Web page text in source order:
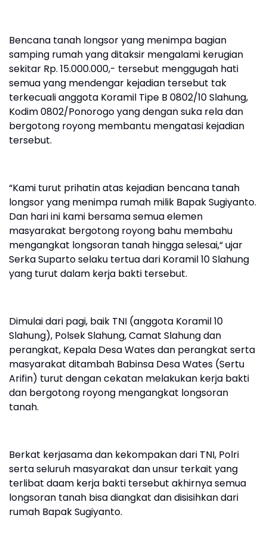
Bencana tanah longsor yang menimpa bagian
samping rumah yang ditaksir mengalami kerugian
sekitar Rp. 15.000.000,- tersebut menggugah hati
semua yang mendengar kejadian tersebut tak
terkecuali anggota Koramil Tipe B 0802/10 Slahung,
Kodim 0802/Ponorogo yang dengan suka rela dan
bergotong royong membantu mengatasi kejadian
tersebut.
“Kami turut prihatin atas kejadian bencana tanah
longsor yang menimpa rumah milik Bapak Sugiyanto.
Dan hari ini kami bersama semua elemen
masyarakat bergotong royong bahu membahu
mengangkat longsoran tanah hingga selesai,“ ujar
Serka Suparto selaku tertua dari Koramil 10 Slahung
yang turut dalam kerja bakti tersebut.
Dimulai dari pagi, baik TNI (anggota Koramil 10
Slahung), Polsek Slahung, Camat Slahung dan
perangkat, Kepala Desa Wates dan perangkat serta
masyarakat ditambah Babinsa Desa Wates (Sertu
Arifin) turut dengan cekatan melakukan kerja bakti
dan bergotong royong mengangkat longsoran
tanah.
Berkat kerjasama dan kekompakan dari TNI, Polri
serta seluruh masyarakat dan unsur terkait yang
terlibat daam kerja bakti tersebut akhirnya semua
longsoran tanah bisa diangkat dan disisihkan dari
rumah Bapak Sugiyanto.